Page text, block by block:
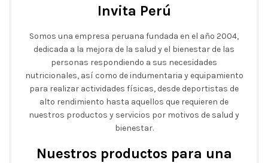
Invita Perú
Somos una empresa peruana fundada en el año 2004,
dedicada a la mejora de la salud y el bienestar de las
personas respondiendo a sus necesidades
nutricionales, así como de indumentaria y equipamiento
para realizar actividades físicas, desde deportistas de
alto rendimiento hasta aquellos que requieren de
nuestros productos y servicios por motivos de salud y
bienestar.
Nuestros productos para una